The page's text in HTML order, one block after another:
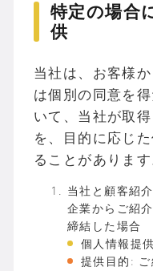
特定の場合
供
当社は、お客様
は個別の同意を
いて、当社が取
を、目的に応じ
ることがあります
当社と顧客紹
企業からご紹
締結した場合
個人情報提
提供目的: